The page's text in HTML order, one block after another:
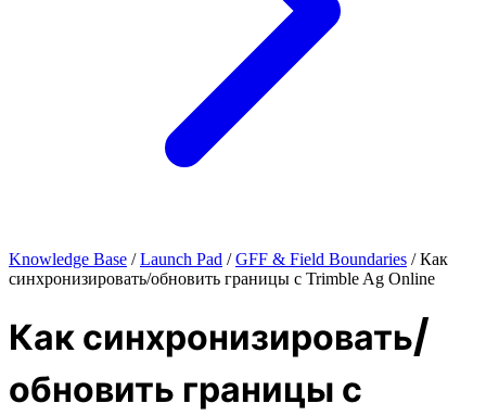
Knowledge Base / Launch Pad / GFF & Field Boundaries / Как
синхронизировать/обновить границы с Trimble Ag Online
Как синхронизировать/
обновить границы с